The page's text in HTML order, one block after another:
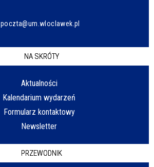
poczta@um.wloclawek.pl
NA SKRÓTY
Aktualności
Kalendarium wydarzeń
Formularz kontaktowy
Newsletter
PRZEWODNIK